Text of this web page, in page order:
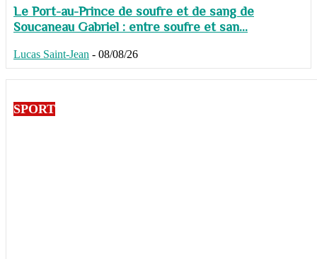
Le Port-au-Prince de soufre et de sang de
Soucaneau Gabriel : entre soufre et san...
Lucas Saint-Jean - 08/08/26
SPORT